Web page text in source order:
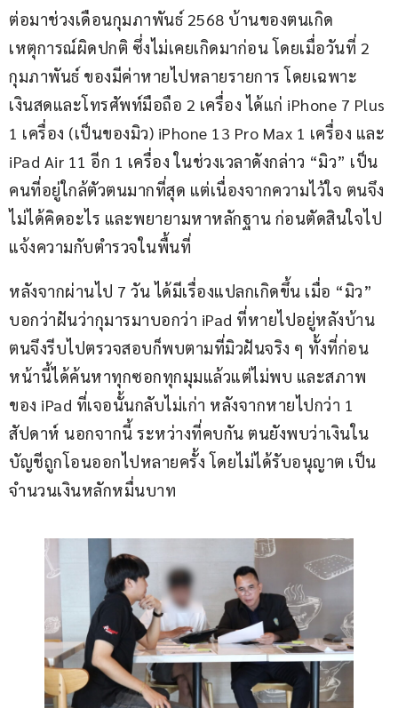
ต่อมาช่วงเดือนกุมภาพันธ์ 2568 บ้านของตนเกิด
เหตุการณ์ผิดปกติ ซึ่งไม่เคยเกิดมาก่อน โดยเมื่อวันที่ 2
กุมภาพันธ์ ของมีค่าหายไปหลายรายการ โดยเฉพาะ
เงินสดและโทรศัพท์มือถือ 2 เครื่อง ได้แก่ iPhone 7 Plus
1 เครื่อง (เป็นของมิว) iPhone 13 Pro Max 1 เครื่อง และ
iPad Air 11 อีก 1 เครื่อง ในช่วงเวลาดังกล่าว “มิว” เป็น
คนที่อยู่ใกล้ตัวตนมากที่สุด แต่เนื่องจากความไว้ใจ ตนจึง
ไม่ได้คิดอะไร และพยายามหาหลักฐาน ก่อนตัดสินใจไป
แจ้งความกับตำรวจในพื้นที่
หลังจากผ่านไป 7 วัน ได้มีเรื่องแปลกเกิดขึ้น เมื่อ “มิว”
บอกว่าฝันว่ากุมารมาบอกว่า iPad ที่หายไปอยู่หลังบ้าน
ตนจึงรีบไปตรวจสอบก็พบตามที่มิวฝันจริง ๆ ทั้งที่ก่อน
หน้านี้ได้ค้นหาทุกซอกทุกมุมแล้วแต่ไม่พบ และสภาพ
ของ iPad ที่เจอนั้นกลับไม่เก่า หลังจากหายไปกว่า 1
สัปดาห์ นอกจากนี้ ระหว่างที่คบกัน ตนยังพบว่าเงินใน
บัญชีถูกโอนออกไปหลายครั้ง โดยไม่ได้รับอนุญาต เป็น
จำนวนเงินหลักหมื่นบาท